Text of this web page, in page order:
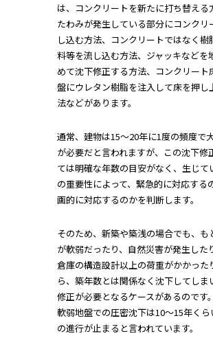
は、コンクリートを新たに打ち替える
たわみが発生している部分にコンクリ
し込む方法、コンクリートではなく樹
料等を流し込む方法、ジャッキなどを
めて沈下修正する方法、コンクリート
盤にウレタン樹脂を注入して床を押し
法などがあります。
通常、建物は15〜20年に1度の頻度で
が必要だと言われますが、この沈下修
ては明確な年数の目安がなく、生じて
の重要性によって、緊急的に対応する
画的に対応するのかを判断します。
そのため、新築や築浅の場合でも、も
が軟弱だったり、自然災害が発生した
倉庫の構造設計以上の荷重がかかった
ら、築年数とは関係なく沈下してしま
修正が必要となるケースがあるのです
軟弱地盤での圧密沈下は10〜15年く
の進行が止まると言われています。